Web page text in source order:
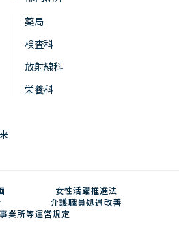
薬局
検査科
放射線科
栄養科
女性活躍推進法
介護職員処遇改善
業所等運営規定